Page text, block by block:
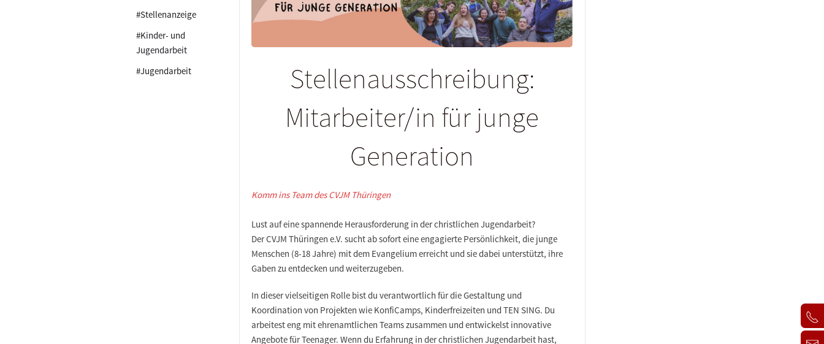
#Stellenanzeige
#Kinder- und
Jugendarbeit
#Jugendarbeit
Stellenausschreibung:
Mitarbeiter/in für junge
Generation
Komm ins Team des CVJM Thüringen
Lust auf eine spannende Herausforderung in der christlichen Jugendarbeit?
Der CVJM Thüringen e.V. sucht ab sofort eine engagierte Persönlichkeit, die junge
Menschen (8-18 Jahre) mit dem Evangelium erreicht und sie dabei unterstützt, ihre
Gaben zu entdecken und weiterzugeben.
In dieser vielseitigen Rolle bist du verantwortlich für die Gestaltung und
Koordination von Projekten wie KonfiCamps, Kinderfreizeiten und TEN SING. Du
arbeitest eng mit ehrenamtlichen Teams zusammen und entwickelst innovative
Angebote für Teenager. Wenn du Erfahrung in der christlichen Jugendarbeit hast,